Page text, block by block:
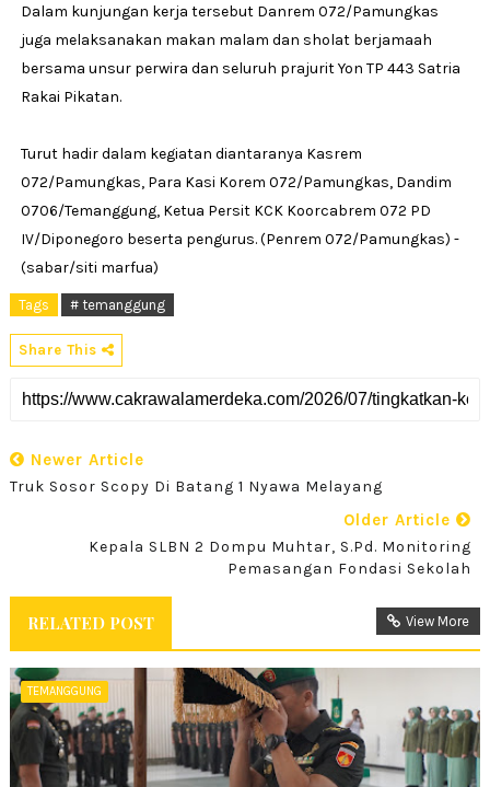
Dalam kunjungan kerja tersebut Danrem 072/Pamungkas
juga melaksanakan makan malam dan sholat berjamaah
bersama unsur perwira dan seluruh prajurit Yon TP 443 Satria
Rakai Pikatan.
Turut hadir dalam kegiatan diantaranya Kasrem
072/Pamungkas, Para Kasi Korem 072/Pamungkas, Dandim
0706/Temanggung, Ketua Persit KCK Koorcabrem 072 PD
IV/Diponegoro beserta pengurus. (Penrem 072/Pamungkas) -
(sabar/siti marfua)
Tags # temanggung
Share This
Newer Article
Truk Sosor Scopy Di Batang 1 Nyawa Melayang
Older Article
Kepala SLBN 2 Dompu Muhtar, S.Pd. Monitoring
Pemasangan Fondasi Sekolah
RELATED POST View More
TEMANGGUNG